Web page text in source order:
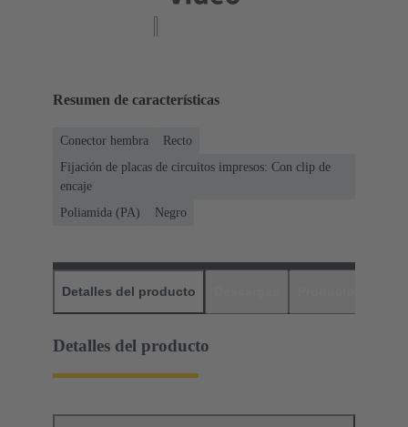
Resumen de características
Conector hembra
Recto
Fijación de placas de circuitos impresos: Con clip de
encaje
Poliamida (PA)
Negro
Detalles del producto
Detalles del producto